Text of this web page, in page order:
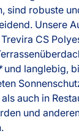
sind robuste
Unsere
CS
und langlebig,
auch in
und